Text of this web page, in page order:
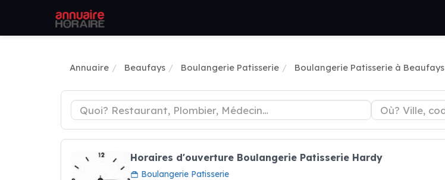
Annuaire Beaufays Boulangerie Patisserie Boulangerie Patisserie à Beaufays
Horaires d'ouverture Boulangerie Patisserie Hardy
Boulangerie Patisserie